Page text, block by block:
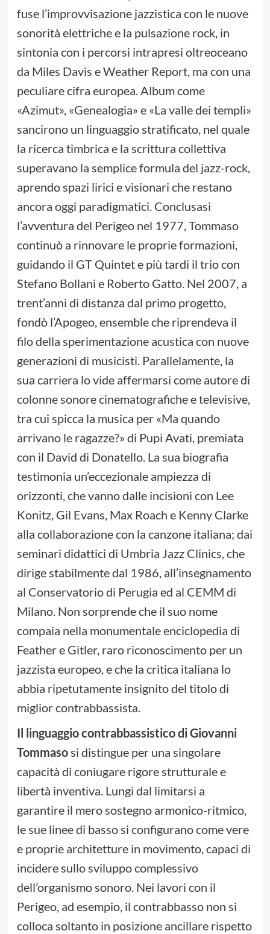
fuse l’improvvisazione jazzistica con le nuove
sonorità elettriche e la pulsazione rock, in
sintonia con i percorsi intrapresi oltreoceano
da Miles Davis e Weather Report, ma con una
peculiare cifra europea. Album come
«Azimut», «Genealogia» e «La valle dei templi»
sancirono un linguaggio stratificato, nel quale
la ricerca timbrica e la scrittura collettiva
superavano la semplice formula del jazz-rock,
aprendo spazi lirici e visionari che restano
ancora oggi paradigmatici. Conclusasi
l’avventura del Perigeo nel 1977, Tommaso
continuò a rinnovare le proprie formazioni,
guidando il GT Quintet e più tardi il trio con
Stefano Bollani e Roberto Gatto. Nel 2007, a
trent’anni di distanza dal primo progetto,
fondò l’Apogeo, ensemble che riprendeva il
filo della sperimentazione acustica con nuove
generazioni di musicisti. Parallelamente, la
sua carriera lo vide affermarsi come autore di
colonne sonore cinematografiche e televisive,
tra cui spicca la musica per «Ma quando
arrivano le ragazze?» di Pupi Avati, premiata
con il David di Donatello. La sua biografia
testimonia un’eccezionale ampiezza di
orizzonti, che vanno dalle incisioni con Lee
Konitz, Gil Evans, Max Roach e Kenny Clarke
alla collaborazione con la canzone italiana; dai
seminari didattici di Umbria Jazz Clinics, che
dirige stabilmente dal 1986, all’insegnamento
al Conservatorio di Perugia ed al CEMM di
Milano. Non sorprende che il suo nome
compaia nella monumentale enciclopedia di
Feather e Gitler, raro riconoscimento per un
jazzista europeo, e che la critica italiana lo
abbia ripetutamente insignito del titolo di
miglior contrabbassista.
Il linguaggio contrabbassistico di Giovanni
Tommasosi distingue per una singolare
capacità di coniugare rigore strutturale e
libertà inventiva. Lungi dal limitarsi a
garantire il mero sostegno armonico-ritmico,
le sue linee di basso si configurano come vere
e proprie architetture in movimento, capaci di
incidere sullo sviluppo complessivo
dell’organismo sonoro. Nei lavori con il
Perigeo, ad esempio, il contrabbasso non si
colloca soltanto in posizione ancillare rispetto